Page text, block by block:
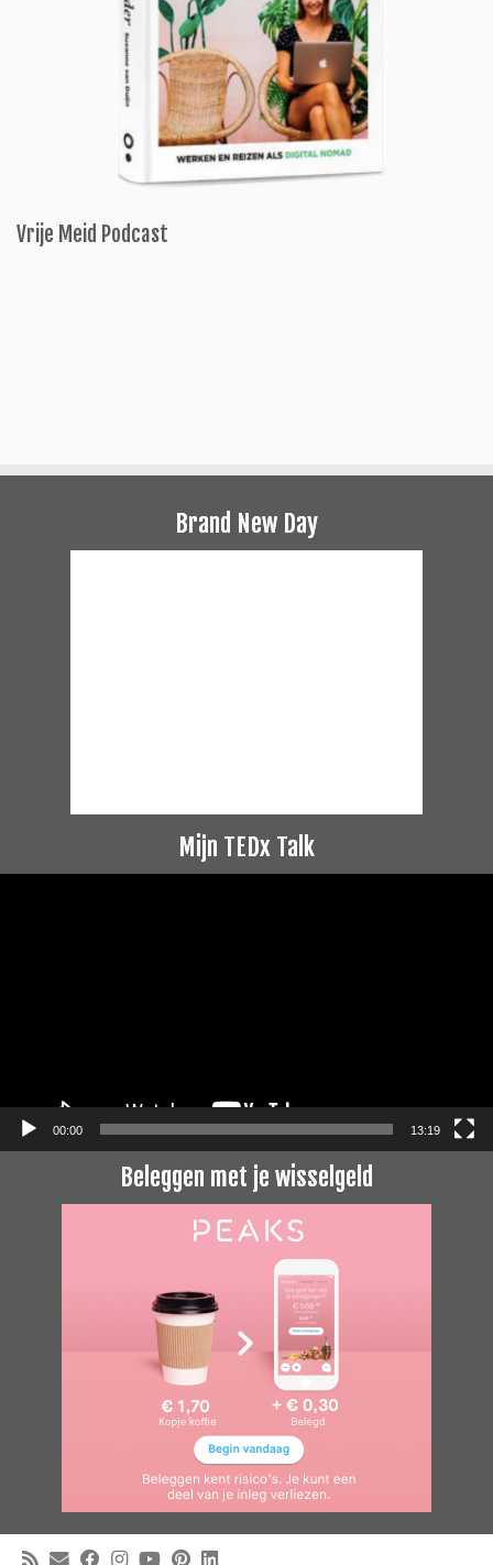
Vrije Meid Podcast
Brand New Day
Mijn TEDx Talk
00:00 13:19
Beleggen met je wisselgeld